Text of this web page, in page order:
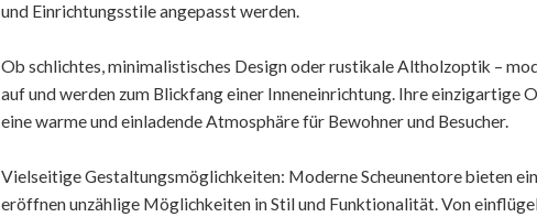
und Einrichtungsstile angepasst werden.
Ob schlichtes, minimalistisches Design oder rustikale Altholzoptik –
auf und werden zum Blickfang einer Inneneinrichtung. Ihre
eine warme und einladende Atmosphäre für Bewohner und Besucher.
Vielseitige Gestaltungsmöglichkeiten: Moderne Scheunentore bieten
eröffnen unzählige Möglichkeiten in Stil und Funktionalität. Von